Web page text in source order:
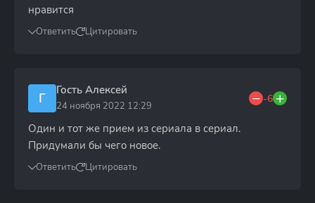
нравится
Ответить Цитировать
Г Гость Алексей
24 ноября 2022 12:29
-6
Один и тот же прием из сериала в сериал.
Придумали бы чего новое.
Ответить Цитировать